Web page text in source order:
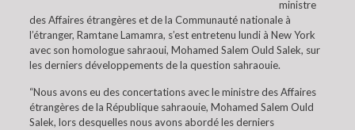
ministre
des Affaires étrangères et de la Communauté nationale à
l’étranger, Ramtane Lamamra, s’est entretenu lundi à New York
avec son homologue sahraoui, Mohamed Salem Ould Salek, sur
les derniers développements de la question sahraouie.
“Nous avons eu des concertations avec le ministre des Affaires
étrangères de la République sahraouie, Mohamed Salem Ould
Salek, lors desquelles nous avons abordé les derniers